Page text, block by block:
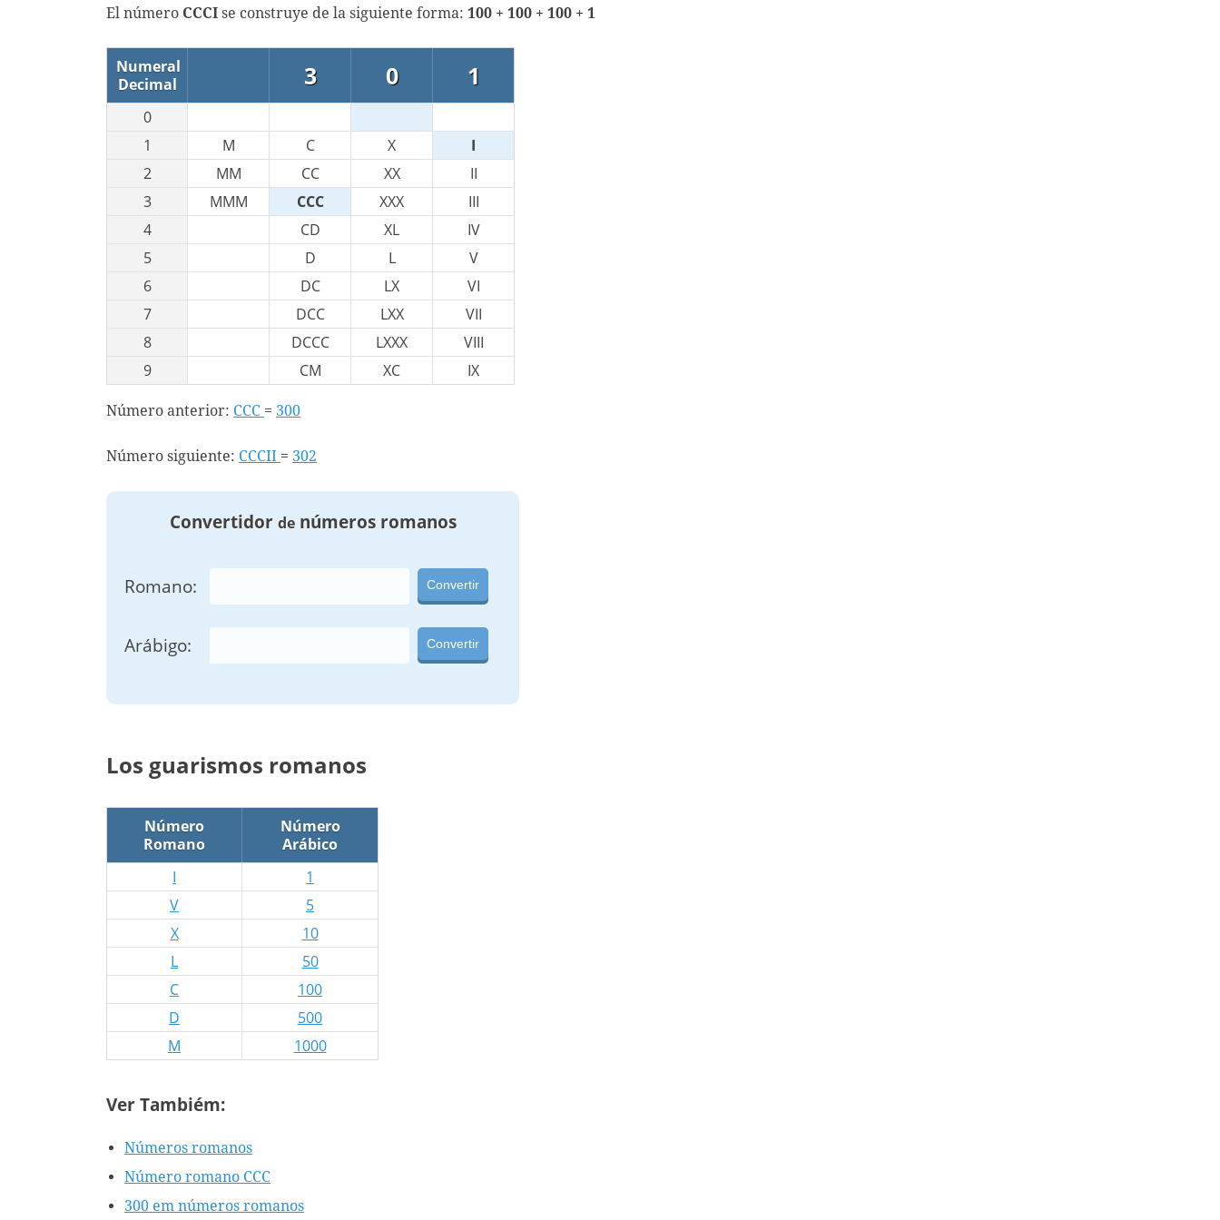
El número CCCI se construye de la siguiente forma: 100 + 100 + 100 + 1
Numeral
Decimal
3 0 1
0
1
M C X
I
2
MM CC XX
II
3
MMM CCC XXX
III
4
CD XL
IV
5
D L
V
6
DC LX
VI
7
DCC LXX
VII
8
DCCC LXXX
VIII
9
CM XC IX
Número anterior: CCC = 300
Número siguiente: CCCII = 302
Convertidor denúmeros romanos
Romano: Convertir
Arábigo: Convertir
Los guarismos romanos
Número
Romano
Número
Arábico
I
1
V
5
X
10
L
50
C
100
D
500
M
1000
Ver Tambiém:
Números romanos
Número romano CCC
300 em números romanos